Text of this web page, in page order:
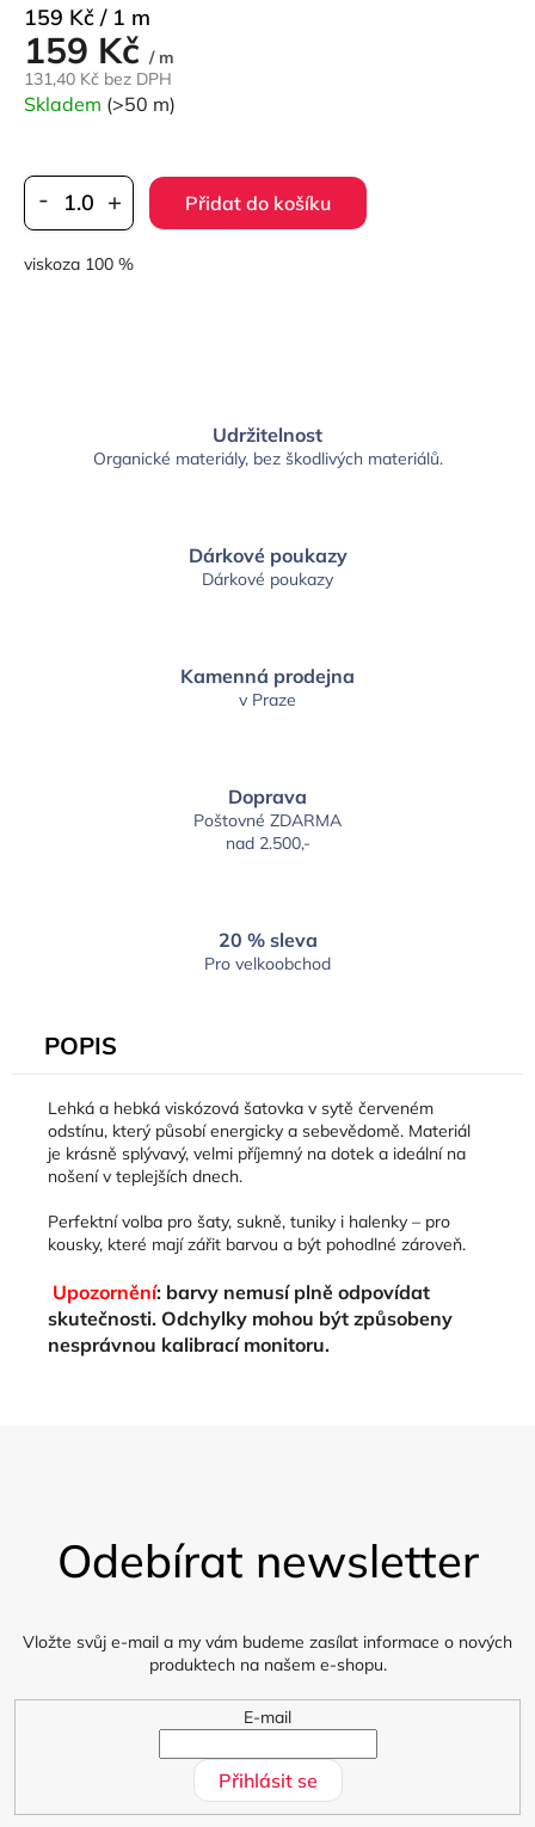
159 Kč / m
131,40 Kč bez DPH
Měrná
cena:
159 Kč / 1 m
Skladem (>50 m)
Přidat do košíku
viskoza 100 %
Udržitelnost
Organické materiály, bez škodlivých materiálů.
Dárkové poukazy
Dárkové poukazy
Kamenná prodejna
v Praze
Doprava
Poštovné ZDARMA
nad 2.500,-
20 % sleva
Pro velkoobchod
POPIS
Lehká a hebká viskózová šatovka v sytě červeném
odstínu, který působí energicky a sebevědomě. Materiál
je krásně splývavý, velmi příjemný na dotek a ideální na
nošení v teplejších dnech.
Perfektní volba pro šaty, sukně, tuniky i halenky – pro
kousky, které mají zářit barvou a být pohodlné zároveň.
Upozornění: barvy nemusí plně odpovídat
skutečnosti. Odchylky mohou být způsobeny
nesprávnou kalibrací monitoru.
Odebírat newsletter
Vložte svůj e-mail a my vám budeme zasílat informace o nových
produktech na našem e-shopu.
E-mail
Přihlásit se